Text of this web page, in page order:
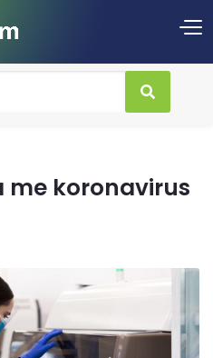
me koronavirus